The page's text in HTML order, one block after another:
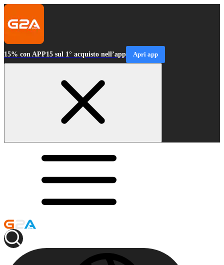
15% con APP15 sul 1° acquisto nell’app Apri app